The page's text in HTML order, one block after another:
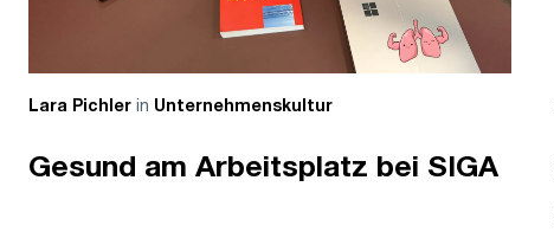
Lara Pichler in Unternehmenskultur
Gesund am Arbeitsplatz bei SIGA